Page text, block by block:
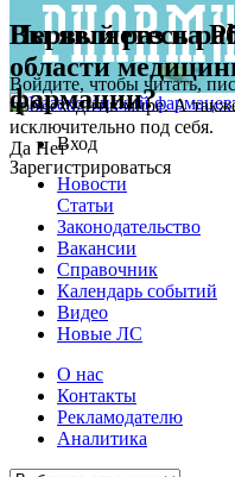
Первый раз на
Войдите, чтобы читать,
происходит в мире. А
исключительно под себя.
Зарегистрироваться
Вы являетесь
области
фармации?
Да НетВход
Новости
Статьи
Законодательство
Вакансии
Справочник
Календарь событий
Видео
Новые ЛС
О нас
Контакты
Рекламодателю
Аналитика